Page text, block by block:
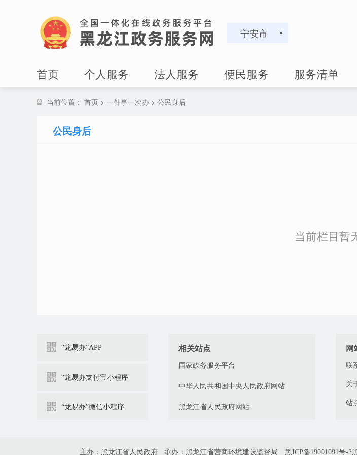
宁安市
首页 个人服务 法人服务 便民服务 服务清单
当前位置： 首页 > 一件事一次办 > 公民身后
公民身后
当前栏目暂
“龙易办”APP
“龙易办支付宝小程序
“龙易办”微信小程序
相关站点
国家政务服务平台
中华人民共和国中央人民政府网站
黑龙江省人民政府网站
网
联
关
站
主办：黑龙江省人民政府 承办：黑龙江省营商环境建设监督局 黑ICP备19001091号-2